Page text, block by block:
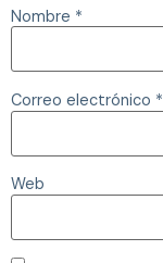
Nombre *
Correo electrónico *
Web